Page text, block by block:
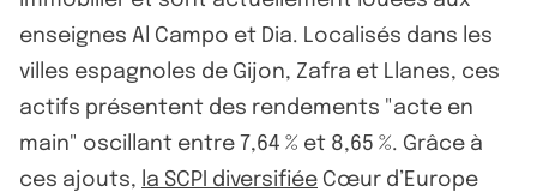
enseignes Al Campo et Dia. Localisés dans les
villes espagnoles de Gijon, Zafra et Llanes, ces
actifs présentent des rendements "acte en
main" oscillant entre 7,64 % et 8,65 %. Grâce à
ces ajouts, la SCPI diversifiée Cœur d’Europe